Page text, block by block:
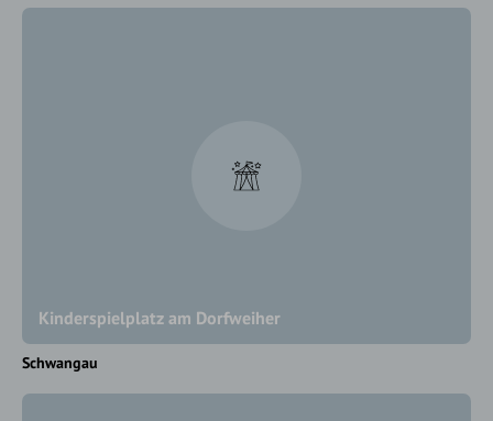
Kinderspielplatz am Dorfweiher
Schwangau